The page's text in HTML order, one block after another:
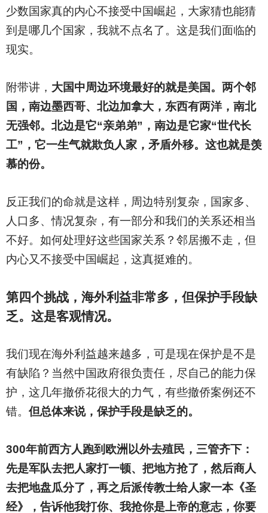
少数国家真的内心不接受中国崛起，大家猜也能猜
到是哪几个国家，我就不点名了。这是我们面临的
现实。
附带讲， 大国中周边环境最好的就是美国。两个邻
国，南边墨西哥、北边加拿大，东西有两洋，南北
无强邻。北边是它“亲弟弟”，南边是它家“世代长
工”，它一生气就欺负人家，矛盾外移。这也就是羡
慕的份。
反正我们的命就是这样，周边特别复杂，国家多、
人口多、情况复杂，有一部分和我们的关系还相当
不好。如何处理好这些国家关系？邻居搬不走，但
内心又不接受中国崛起，这真挺难的。
第四个挑战，海外利益非常多，但保护手段缺
乏。这是客观情况。
我们现在海外利益越来越多，可是现在保护是不是
有缺陷？当然中国政府很负责任，尽自己的能力保
护，这几年撤侨花很大的力气，有些撤侨案例还不
错。 但总体来说，保护手段是缺乏的。
300年前西方人跑到欧洲以外去殖民，三管齐下：
先是军队去把人家打一顿、把地方抢了，然后商人
去把地盘瓜分了，再之后派传教士给人家一本《圣
经》，告诉他我打你、我抢你是上帝的意志，你要